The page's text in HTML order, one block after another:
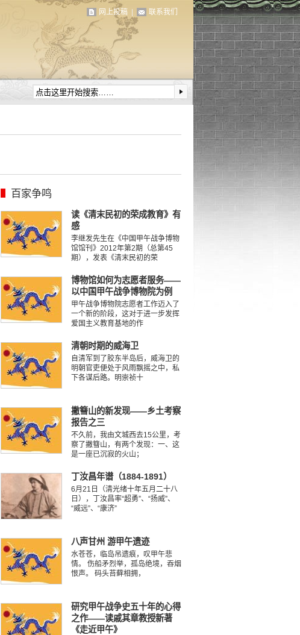
网上投稿 联系我们
百家争鸣
读《清末民初的荣成教育》有
感
李继发先生在《中国甲午战争博物
馆馆刊》2012年第2期（总第45
期），发表《清末民初的荣
博物馆如何为志愿者服务——
以中国甲午战争博物院为例
甲午战争博物院志愿者工作迈入了
一个新的阶段，这对于进一步发挥
爱国主义教育基地的作
清朝时期的威海卫
自清军到了胶东半岛后，威海卫的
明朝官吏便处于风雨飘摇之中，私
下各谋后路。明崇祯十
撇篲山的新发现——乡土考察
报告之三
不久前，我由文城西去15公里，考
察了撇篲山，有两个发现：一、这
是一座已沉寂的火山；
丁汝昌年谱（1884-1891）
6月21日（清光绪十年五月二十八
日），丁汝昌率“超勇”、“扬威”、
“威远”、“康济”
八声甘州 游甲午遗迹
水苍苍，临岛吊遗痕，叹甲午悲
情。 伤船矛烈举，孤岛绝境，吞烟
恨声。 码头苔藓相拥，
研究甲午战争史五十年的心得
之作——读戚其章教授新著
《走近甲午》